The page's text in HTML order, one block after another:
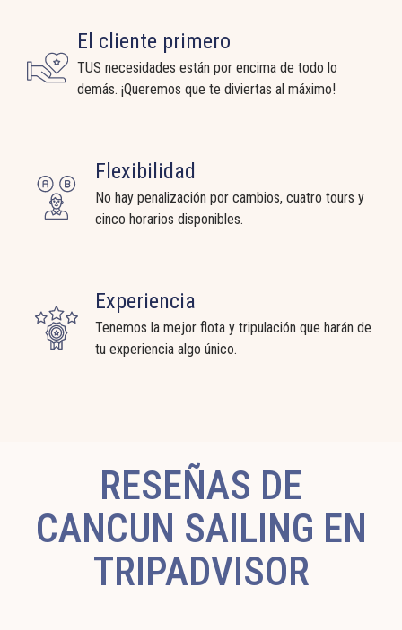
El cliente primero
TUS necesidades están por encima de todo lo
demás. ¡Queremos que te diviertas al máximo!
Flexibilidad
No hay penalización por cambios, cuatro tours y
cinco horarios disponibles.
Experiencia
Tenemos la mejor flota y tripulación que harán de
tu experiencia algo único.
RESEÑAS DE
CANCUN SAILING EN
TRIPADVISOR